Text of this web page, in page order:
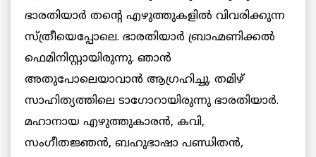
ഭാരതിയാര്‍ തന്റെ എഴുത്തുകളില്‍ വിവരിക്കുന്ന
സ്ത്രീയെപ്പോലെ. ഭാരതിയാര്‍ ബ്രാഹ്മണിക്കല്‍
ഫെമിനിസ്റ്റായിരുന്നു. ഞാന്‍
അതുപോലെയാവാന്‍ ആഗ്രഹിച്ചു. തമിഴ്
സാഹിത്യത്തിലെ ടാഗോറായിരുന്നു ഭാരതിയാര്‍.
മഹാനായ എഴുത്തുകാരന്‍, കവി,
സംഗീതജ്ഞന്‍, ബഹുഭാഷാ പണ്ഡിതന്‍,